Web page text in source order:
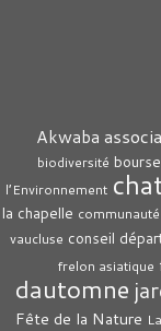
Akwaba
biodiversité
l’Environnement
la chapelle
vaucluse conseil
frelon asiatique
dautomne
Fête de la Nature